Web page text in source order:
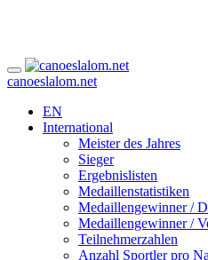
canoeslalom.net
EN
International
Meister des Jahres
Sieger
Ergebnislisten
Medaillenstatistiken
Medaillengewinner /
Medaillengewinner /
Teilnehmerzahlen
Anzahl Sportler pro